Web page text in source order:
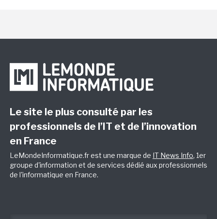
Le site le plus consulté par les
professionnels de l’IT et de l’innovation
en France
LeMondeInformatique.fr est une marque de IT News Info, 1er
groupe d'information et de services dédié aux professionnels
de l'informatique en France.